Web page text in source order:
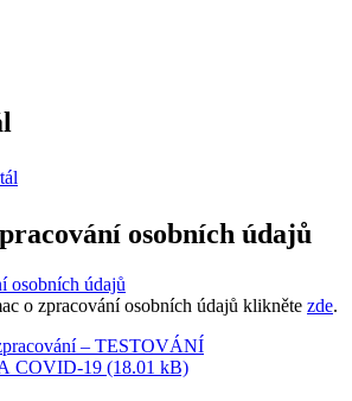
osobních údajů
osobních údajů
o zpracování osobních údajů klikněte zde.
– TESTOVÁNÍ
COVID-19 (18.01 kB)